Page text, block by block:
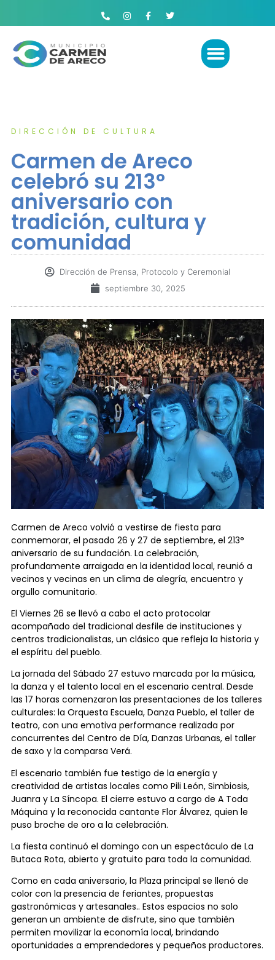
DIRECCIÓN DE CULTURA
Carmen de Areco
celebró su 213°
aniversario con
tradición, cultura y
comunidad
Dirección de Prensa, Protocolo y Ceremonial
septiembre 30, 2025
Carmen de Areco volvió a vestirse de fiesta para
conmemorar, el pasado 26 y 27 de septiembre, el 213°
aniversario de su fundación. La celebración,
profundamente arraigada en la identidad local, reunió a
vecinos y vecinas en un clima de alegría, encuentro y
orgullo comunitario.
El Viernes 26 se llevó a cabo el acto protocolar
acompañado del tradicional desfile de instituciones y
centros tradicionalistas, un clásico que refleja la historia y
el espíritu del pueblo.
La jornada del Sábado 27 estuvo marcada por la música,
la danza y el talento local en el escenario central. Desde
las 17 horas comenzaron las presentaciones de los talleres
culturales: la Orquesta Escuela, Danza Pueblo, el taller de
teatro, con una emotiva performance realizada por
concurrentes del Centro de Día, Danzas Urbanas, el taller
de saxo y la comparsa Verá.
El escenario también fue testigo de la energía y
creatividad de artistas locales como Pili León, Simbiosis,
Juanra y La Síncopa. El cierre estuvo a cargo de A Toda
Máquina y la reconocida cantante Flor Álvarez, quien le
puso broche de oro a la celebración.
La fiesta continuó el domingo con un espectáculo de La
Butaca Rota, abierto y gratuito para toda la comunidad.
Como en cada aniversario, la Plaza principal se llenó de
color con la presencia de feriantes, propuestas
gastronómicas y artesanales.. Estos espacios no solo
generan un ambiente de disfrute, sino que también
permiten movilizar la economía local, brindando
oportunidades a emprendedores y pequeños productores.